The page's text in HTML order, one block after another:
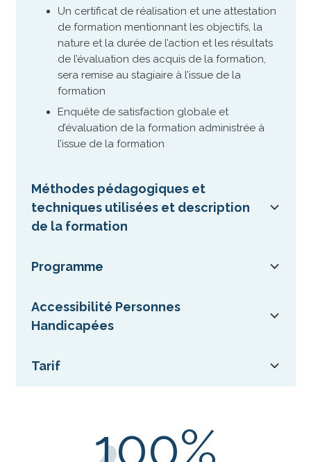
Un certificat de réalisation et une attestation
de formation mentionnant les objectifs, la
nature et la durée de l’action et les résultats
de l’évaluation des acquis de la formation,
sera remise au stagiaire à l’issue de la
formation
Enquête de satisfaction globale et
d’évaluation de la formation administrée à
l’issue de la formation
Méthodes pédagogiques et
techniques utilisées et description
de la formation
Programme
Accessibilité Personnes
Handicapées
Tarif
100%